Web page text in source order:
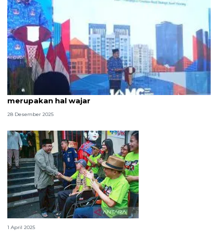
Rano Karno sebut ketidakpuasan terkait UMP
merupakan hal wajar
28 Desember 2025
Rano: Idul Fitri tahun ini semarak
1 April 2025